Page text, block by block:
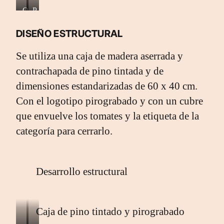
O
o
o
P
i
a
v
e
a
DISEÑO ESTRUCTURAL
Se utiliza una caja de madera aserrada y
contrachapada de pino tintada y de
dimensiones estandarizadas de 60 x 40 cm.
Con el logotipo pirograbado y con un cubre
que envuelve los tomates y la etiqueta de la
categoría para cerrarlo.
Desarrollo estructural
Caja de pino tintado y pirograbado